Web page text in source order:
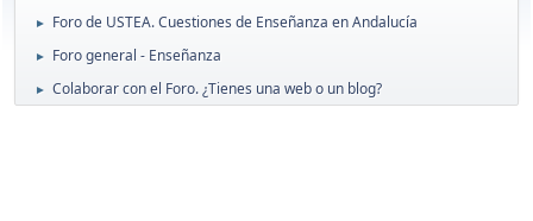
► Foro de USTEA. Cuestiones de Enseñanza en Andalucía
► Foro general - Enseñanza
► Colaborar con el Foro. ¿Tienes una web o un blog?